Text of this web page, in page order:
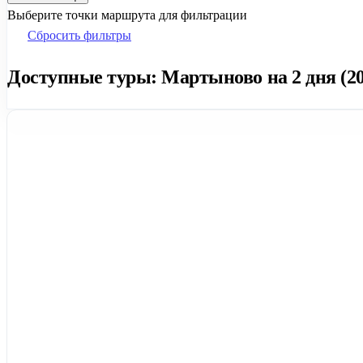
Выберите точки маршрута для фильтрации
Сбросить фильтры
Доступные туры: Мартыново на 2 дня